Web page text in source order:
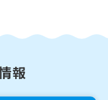
報